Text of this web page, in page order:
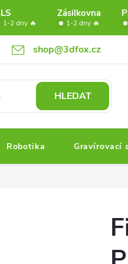
Zásilkovna
1-2 dny 🔥 1-2 dny 🔥
shop@3dfox.cz
Partneři Obchodní
HLEDAT
Robotika Gravírovací